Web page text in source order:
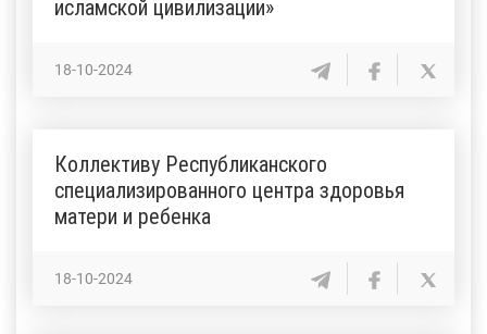
исламской цивилизации»
18-10-2024
Коллективу Республиканского
специализированного центра здоровья
матери и ребенка
18-10-2024